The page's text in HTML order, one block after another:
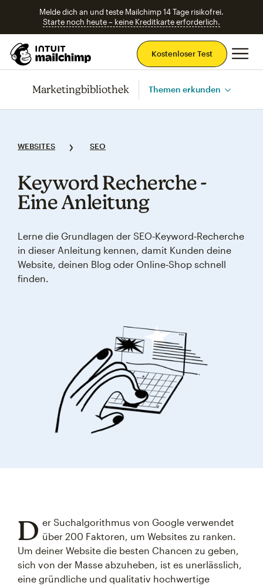
Melde dich an und teste Mailchimp 14 Tage risikofrei.
Starte noch heute – keine Kreditkarte erforderlich.
Kostenloser Test
Marketingbibliothek Themen erkunden
WEBSITES SEO
Keyword Recherche ‑
Eine Anleitung
Lerne die Grundlagen der SEO‑Keyword‑Recherche
in dieser Anleitung kennen, damit Kunden deine
Website, deinen Blog oder Online‑Shop schnell
finden.
D er Suchalgorithmus von Google verwendet
über 200 Faktoren, um Websites zu ranken.
Um deiner Website die besten Chancen zu geben,
sich von der Masse abzuheben, ist es unerlässlich,
eine gründliche und qualitativ hochwertige